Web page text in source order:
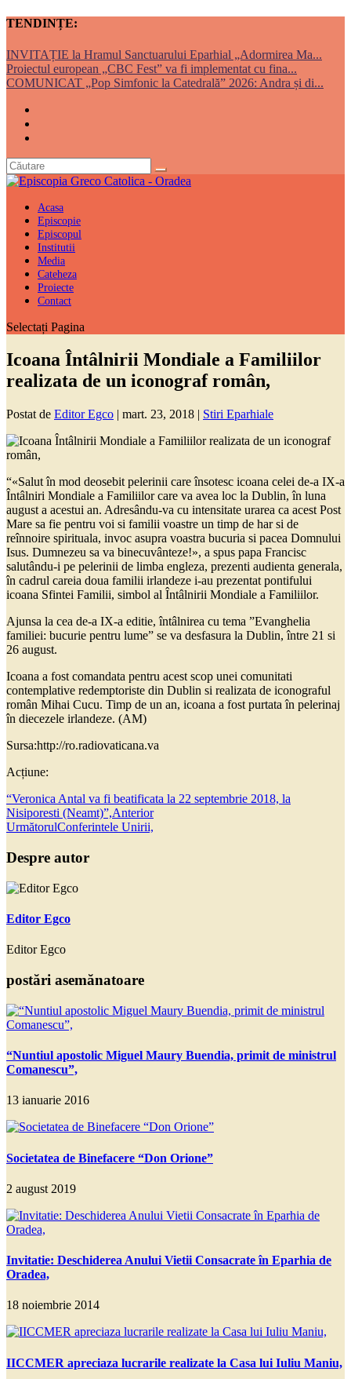
TENDINȚE:
INVITAȚIE la Hramul Sanctuarului Eparhial „Adormirea Ma...
Proiectul european „CBC Fest” va fi implementat cu fina...
COMUNICAT „Pop Simfonic la Catedrală” 2026: Andra și di...
Acasa
Episcopie
Episcopul
Institutii
Media
Cateheza
Proiecte
Contact
Selectați Pagina
Icoana Întâlnirii Mondiale a Familiilor
realizata de un iconograf român,
Postat de Editor Egco | mart. 23, 2018 | Stiri Eparhiale
“«Salut în mod deosebit pelerinii care însotesc icoana celei de-a IX-a
Întâlniri Mondiale a Familiilor care va avea loc la Dublin, în luna
august a acestui an. Adresându-va cu intensitate urarea ca acest Post
Mare sa fie pentru voi si familii voastre un timp de har si de
reînnoire spirituala, invoc asupra voastra bucuria si pacea Domnului
Isus. Dumnezeu sa va binecuvânteze!», a spus papa Francisc
salutându-i pe pelerinii de limba engleza, prezenti audienta generala,
în cadrul careia doua familii irlandeze i-au prezentat pontifului
icoana Sfintei Familii, simbol al Întâlnirii Mondiale a Familiilor.
Ajunsa la cea de-a IX-a editie, întâlnirea cu tema ”Evanghelia
familiei: bucurie pentru lume” se va desfasura la Dublin, între 21 si
26 august.
Icoana a fost comandata pentru acest scop unei comunitati
contemplative redemptoriste din Dublin si realizata de iconograful
român Mihai Cucu. Timp de un an, icoana a fost purtata în pelerinaj
în diecezele irlandeze. (AM)
Sursa:http://ro.radiovaticana.va
Acțiune:
“Veronica Antal va fi beatificata la 22 septembrie 2018, la
Nisiporesti (Neamt)”,Anterior
UrmătorulConferintele Unirii,
Despre autor
Editor Egco
Editor Egco
postări asemănatoare
“Nuntiul apostolic Miguel Maury Buendia, primit de ministrul
Comanescu”,
13 ianuarie 2016
Societatea de Binefacere “Don Orione”
2 august 2019
Invitatie: Deschiderea Anului Vietii Consacrate în Eparhia de
Oradea,
18 noiembrie 2014
IICCMER apreciaza lucrarile realizate la Casa lui Iuliu Maniu,